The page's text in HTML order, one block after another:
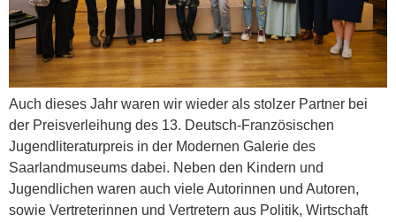
Auch dieses Jahr waren wir wieder als stolzer Partner bei
der Preisverleihung des 13. Deutsch-Französischen
Jugendliteraturpreis in der Modernen Galerie des
Saarlandmuseums dabei. Neben den Kindern und
Jugendlichen waren auch viele Autorinnen und Autoren,
sowie Vertreterinnen und Vertretern aus Politik, Wirtschaft